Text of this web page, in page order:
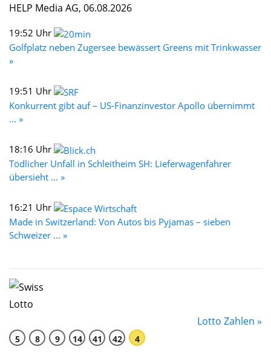
HELP Media AG, 06.08.2026
19:52 Uhr
Golfplatz neben Zugersee bewässert Greens mit Trinkwasser
»
19:51 Uhr
Konkurrent gibt auf – US-Finanzinvestor Apollo übernimmt
... »
18:16 Uhr
Tödlicher Unfall in Schleitheim SH: Lieferwagenfahrer
übersieht ... »
16:21 Uhr
Made in Switzerland: Von Autos bis Pyjamas – sieben
Schweizer ... »
Lotto Zahlen »
5 8 9 14 41 42 4